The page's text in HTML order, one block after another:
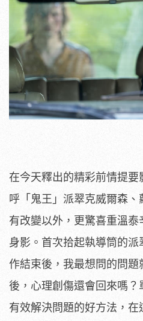
在今天釋出的精彩前情提
呼「鬼王」 派翠克威爾森、
有改變以外， 更驚喜重溫泰
身影。 首次拾起執導筒的
作結束後， 我最想問的問題
後，心理創傷還會回來嗎？
有效解決問題的好方法， 在